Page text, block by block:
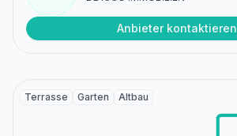
Anbieter kontaktieren
Terrasse Garten Altbau